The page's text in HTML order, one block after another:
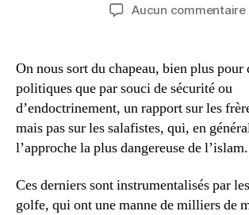
l’article
Aucun commentaire
On nous sort du chapeau, bien plus pour
politiques que par souci de sécurité ou
d’endoctrinement, un rapport sur les
mais pas sur les salafistes, qui, en
l’approche la plus dangereuse de l’islam.
Ces derniers sont instrumentalisés par
golfe, qui ont une manne de milliers de